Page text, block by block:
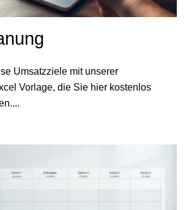
Umsatzziele mit unserer
Vorlage, die Sie hier kostenlos